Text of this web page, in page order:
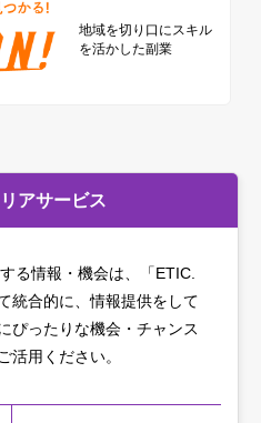
地域を切り口に スキル
を活かした副業
アサービス
る情報・機会は、「ETIC.
統合的に、情報提供をして
ぴったりな機会・チャンス
活用ください。